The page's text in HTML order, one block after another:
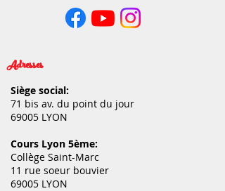
Adresses
Siège social:
71 bis av. du point du jour
69005 LYON
Cours Lyon 5ème:
Collège Saint-Marc
11 rue soeur bouvier
69005 LYON